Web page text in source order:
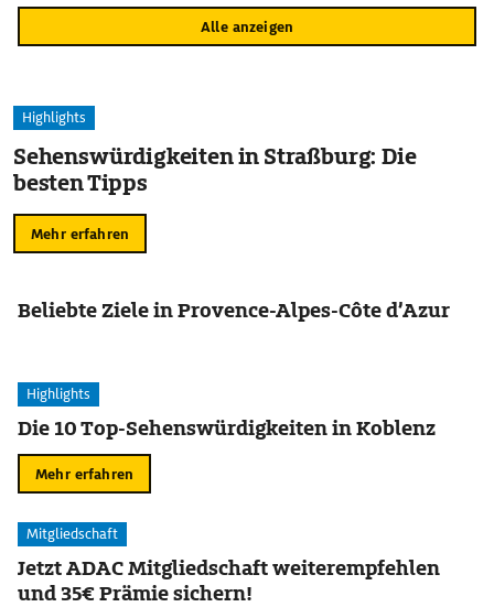
Alle anzeigen
Highlights
Sehenswürdigkeiten in Straßburg: Die
besten Tipps
Mehr erfahren
Beliebte Ziele in Provence-Alpes-Côte d’Azur
Highlights
Die 10 Top-Sehenswürdigkeiten in Koblenz
Mehr erfahren
Mitgliedschaft
Jetzt ADAC Mitgliedschaft weiterempfehlen
und 35€ Prämie sichern!